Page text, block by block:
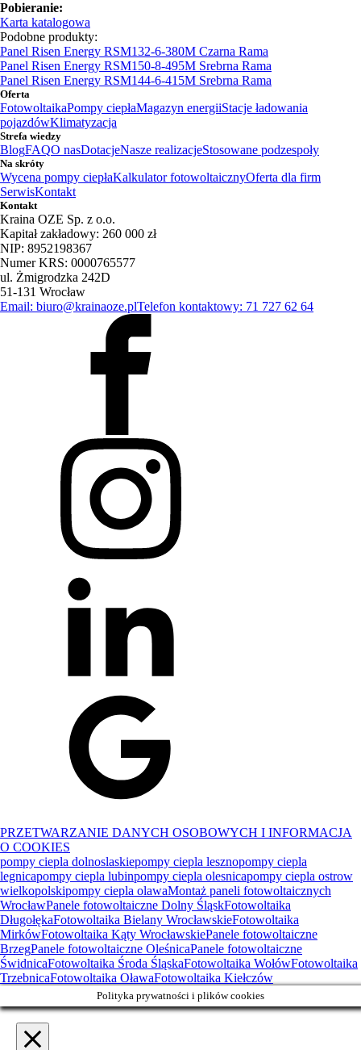
Pobieranie:
Karta katalogowa
Podobne produkty:
Panel Risen Energy RSM132-6-380M Czarna Rama
Panel Risen Energy RSM150-8-495M Srebrna Rama
Panel Risen Energy RSM144-6-415M Srebrna Rama
Oferta
FotowoltaikaPompy ciepłaMagazyn energiiStacje ładowania
pojazdówKlimatyzacja
Strefa wiedzy
BlogFAQO nasDotacjeNasze realizacjeStosowane podzespoły
Na skróty
Wycena pompy ciepłaKalkulator fotowoltaicznyOferta dla firm
SerwisKontakt
Kontakt
Kraina OZE Sp. z o.o.
Kapitał zakładowy: 260 000 zł
NIP: 8952198367
Numer KRS: 0000765577
ul. Żmigrodzka 242D
51-131 Wrocław
Email: biuro@krainaoze.plTelefon kontaktowy: 71 727 62 64
PRZETWARZANIE DANYCH OSOBOWYCH I INFORMACJA
O COOKIES
pompy ciepla dolnoslaskiepompy ciepla lesznopompy ciepla
legnicapompy ciepla lubinpompy ciepla olesnicapompy ciepla ostrow
wielkopolskipompy ciepla olawaMontaż paneli fotowoltaicznych
WrocławPanele fotowoltaiczne Dolny ŚląskFotowoltaika
DługołękaFotowoltaika Bielany WrocławskieFotowoltaika
MirkówFotowoltaika Kąty WrocławskiePanele fotowoltaiczne
BrzegPanele fotowoltaiczne OleśnicaPanele fotowoltaiczne
ŚwidnicaFotowoltaika Środa ŚląskaFotowoltaika WołówFotowoltaika
TrzebnicaFotowoltaika OławaFotowoltaika Kiełczów
Polityka prywatności i plików cookies